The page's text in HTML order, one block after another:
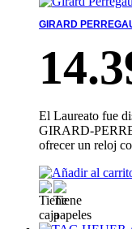
GIRARD
El Laureato fue
GIRARD-
ofrecer un reloj